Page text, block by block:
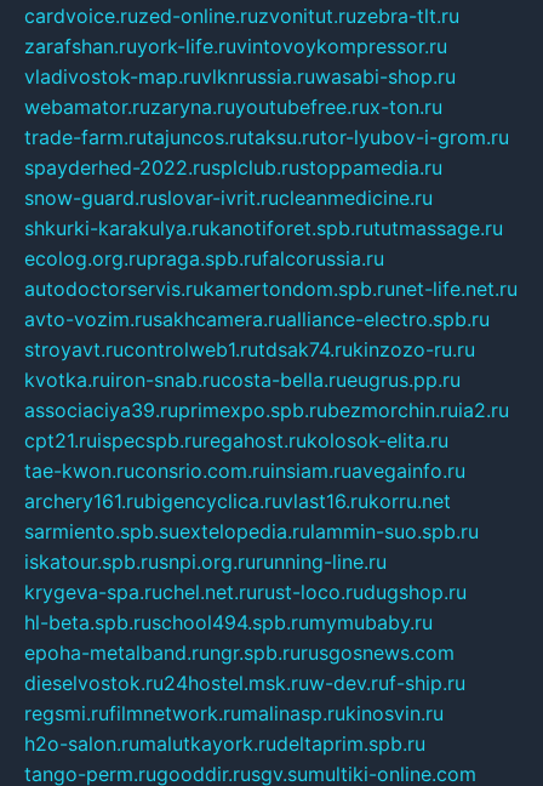
cardvoice.ruzed-online.ruzvonitut.ruzebra-tlt.ru
zarafshan.ruyork-life.ruvintovoykompressor.ru
vladivostok-map.ruvlknrussia.ruwasabi-shop.ru
webamator.ruzaryna.ruyoutubefree.rux-ton.ru
trade-farm.rutajuncos.rutaksu.rutor-lyubov-i-grom.ru
spayderhed-2022.rusplclub.rustoppamedia.ru
snow-guard.ruslovar-ivrit.rucleanmedicine.ru
shkurki-karakulya.rukanotiforet.spb.rututmassage.ru
ecolog.org.rupraga.spb.rufalcorussia.ru
autodoctorservis.rukamertondom.spb.runet-life.net.ru
avto-vozim.rusakhcamera.rualliance-electro.spb.ru
stroyavt.rucontrolweb1.rutdsak74.rukinzozo-ru.ru
kvotka.ruiron-snab.rucosta-bella.rueugrus.pp.ru
associaciya39.ruprimexpo.spb.rubezmorchin.ruia2.ru
cpt21.ruispecspb.ruregahost.rukolosok-elita.ru
tae-kwon.ruconsrio.com.ruinsiam.ruavegainfo.ru
archery161.rubigencyclica.ruvlast16.rukorru.net
sarmiento.spb.suextelopedia.rulammin-suo.spb.ru
iskatour.spb.rusnpi.org.rurunning-line.ru
krygeva-spa.ruchel.net.rurust-loco.rudugshop.ru
hl-beta.spb.ruschool494.spb.rumymubaby.ru
epoha-metalband.rungr.spb.rurusgosnews.com
dieselvostok.ru24hostel.msk.ruw-dev.ruf-ship.ru
regsmi.rufilmnetwork.rumalinasp.rukinosvin.ru
h2o-salon.rumalutkayork.rudeltaprim.spb.ru
tango-perm.rugooddir.rusgv.sumultiki-online.com